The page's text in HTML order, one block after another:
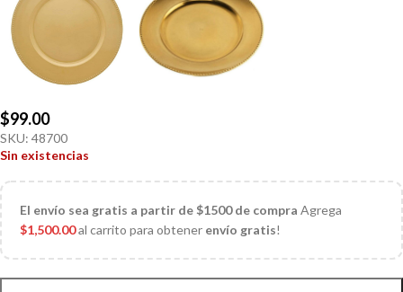
$99.00
SKU: 48700
Sin existencias
El envío sea gratis a partir de $1500 de compra Agrega
$1,500.00al carrito para obtener envío gratis!